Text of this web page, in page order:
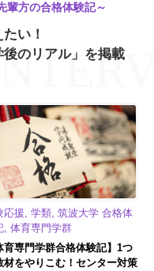
方の合格体験記～
い！
のリアル」を掲載
応援, 学類, 筑波大学 合格体
, 体育専門学群
育専門学群合格体験記】1つ
材をやりこむ！センター対策